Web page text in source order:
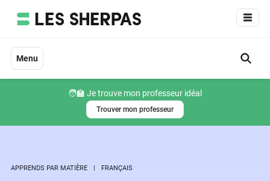
Menu
🧑‍🏫 Je trouve mon professeur idéal
Trouver mon professeur
APPRENDS PAR MATIÈRE FRANÇAIS